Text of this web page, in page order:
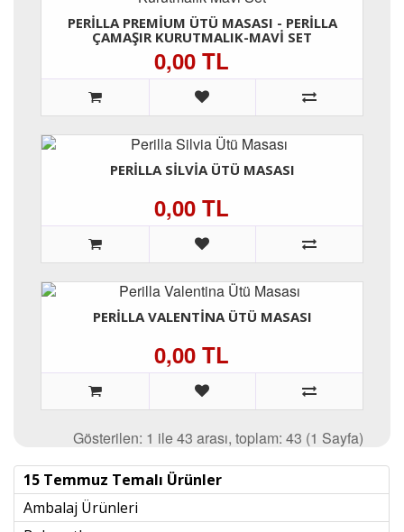
PERILLA PREMIUM ÜTÜ MASASI - PERILLA
ÇAMAŞIR KURUTMALIK-MAVI SET
0,00 TL
PERILLA SILVIA ÜTÜ MASASI
0,00 TL
PERILLA VALENTINA ÜTÜ MASASI
0,00 TL
Gösterilen: 1 ile 43 arası, toplam: 43 (1 Sayfa)
15 Temmuz Temalı Ürünler
Ambalaj Ürünleri